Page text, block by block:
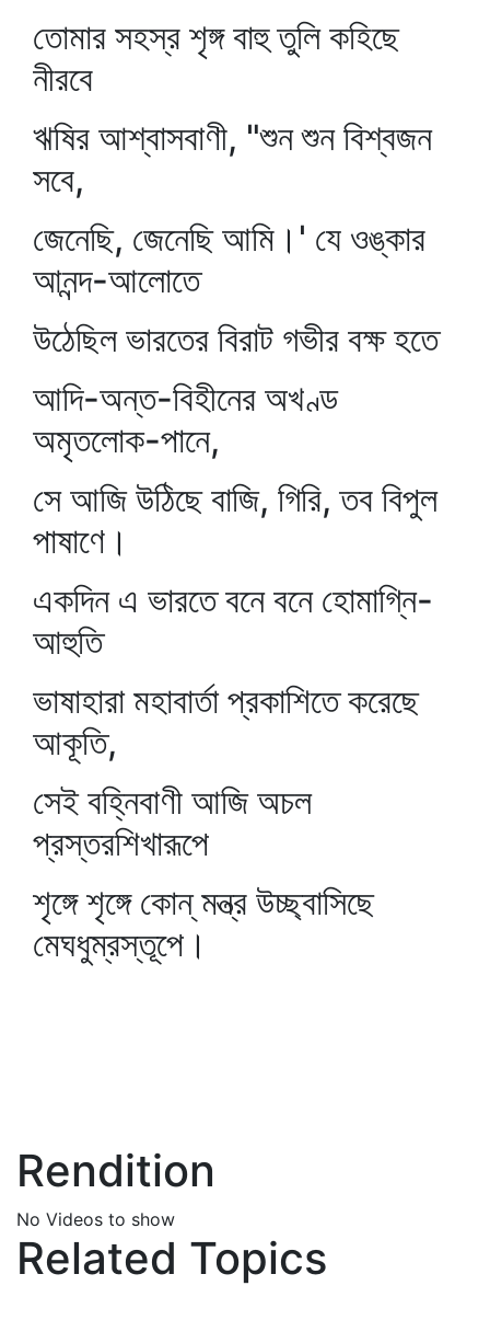
তোমার সহস্র শৃঙ্গ বাহু তুলি কহিছে
নীরবে
ঋষির আশ্বাসবাণী, "শুন শুন বিশ্বজন
সবে,
জেনেছি, জেনেছি আমি।' যে ওঙ্কার
আনন্দ-আলোতে
উঠেছিল ভারতের বিরাট গভীর বক্ষ হতে
আদি-অন্ত-বিহীনের অখণ্ড
অমৃতলোক-পানে,
সে আজি উঠিছে বাজি, গিরি, তব বিপুল
পাষাণে।
একদিন এ ভারতে বনে বনে হোমাগ্নি-
আহুতি
ভাষাহারা মহাবার্তা প্রকাশিতে করেছে
আকূতি,
সেই বহ্নিবাণী আজি অচল
প্রস্তরশিখারূপে
শৃঙ্গে শৃঙ্গে কোন্‌ মন্ত্র উচ্ছ্বাসিছে
মেঘধুম্রস্তূপে।
Rendition
No Videos to show
Related Topics